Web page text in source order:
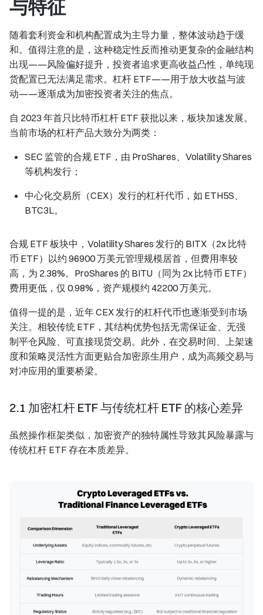
与特征
随着套利资金和机构配置成为主导力量，整体波动趋于缓
和。值得注意的是，这种稳定性反而推动更复杂的金融结构
出现——风险偏好提升，投资者追求更高收益凸性，单纯现
货配置已无法满足需求。杠杆 ETF——用于放大收益与波
动——逐渐成为加密投资者关注的焦点。
自 2023 年首只比特币杠杆 ETF 获批以来，板块加速发展。
当前市场的杠杆产品大致分为两类：
SEC 监管的合规 ETF，由 ProShares、Volatility Shares
等机构发行；
中心化交易所（CEX）发行的杠杆代币，如 ETH5S、
BTC3L。
合规 ETF 板块中，Volatility Shares 发行的 BITX（2x 比特
币 ETF）以约 96900 万美元管理规模居首，但费用率较
高，为 2.38%。ProShares 的 BITU（同为 2x 比特币 ETF）
费用更低，仅 0.98%，资产规模约 42200 万美元。
值得一提的是，近年 CEX 发行的杠杆代币也逐渐受到市场
关注。相较传统 ETF，其结构优势包括无需保证金、无强
制平仓风险、可直接现货交易。此外，在交易时间、上架速
度和策略灵活性方面更贴合加密原生用户，成为高频交易与
对冲应用的重要桥梁。
2.1 加密杠杆 ETF 与传统杠杆 ETF 的核心差异
虽然操作框架类似，加密资产的独特属性导致其风险暴露与
传统杠杆 ETF 存在本质差异。